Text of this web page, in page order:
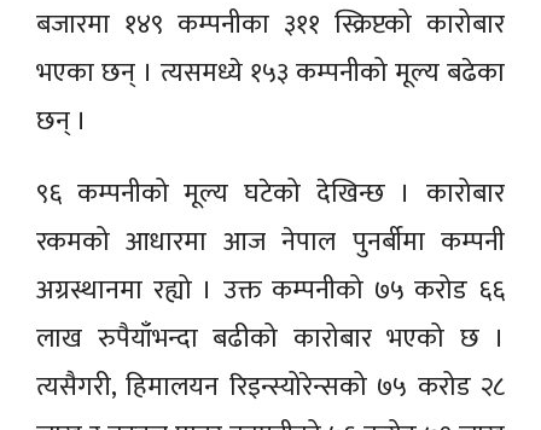
बजारमा १४९ कम्पनीका ३११ स्क्रिप्टको कारोबार
भएका छन् । त्यसमध्ये १५३ कम्पनीको मूल्य बढेका
छन् ।
९६ कम्पनीको मूल्य घटेको देखिन्छ । कारोबार
रकमको आधारमा आज नेपाल पुनर्बीमा कम्पनी
अग्रस्थानमा रह्यो । उक्त कम्पनीको ७५ करोड ६६
लाख रुपैयाँभन्दा बढीको कारोबार भएको छ ।
त्यसैगरी, हिमालयन रिइन्स्योरेन्सको ७५ करोड २८